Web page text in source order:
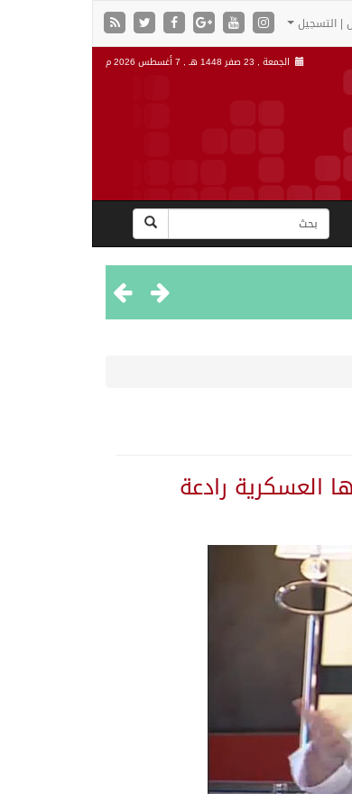
| التسجيل
الجمعة , 23 صفر 1448 هـ , 7 أغسطس 2026 م
العسكرية رادعة